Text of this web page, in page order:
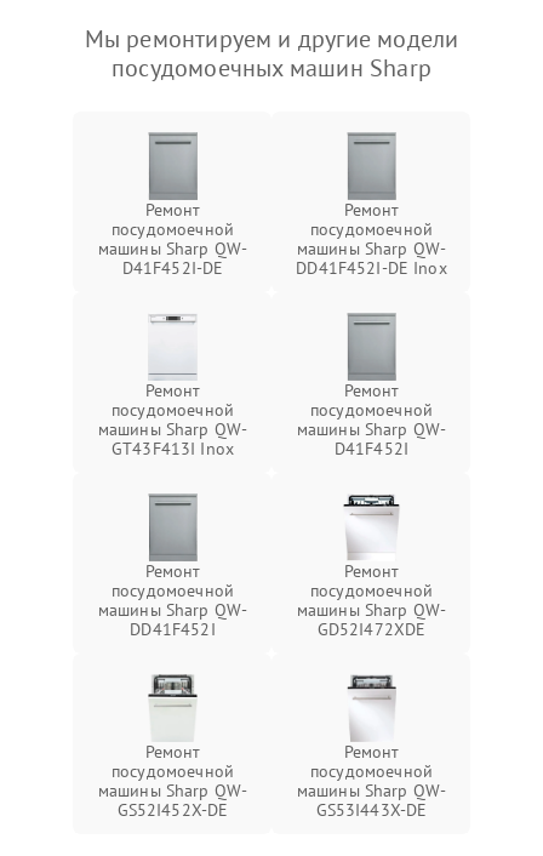
Мы ремонтируем и другие модели
посудомоечных машин Sharp
Ремонт
посудомоечной
машины Sharp QW-
D41F452I-DE
Ремонт
посудомоечной
машины Sharp QW-
DD41F452I-DE Inox
Ремонт
посудомоечной
машины Sharp QW-
GT43F413I Inox
Ремонт
посудомоечной
машины Sharp QW-
D41F452I
Ремонт
посудомоечной
машины Sharp QW-
DD41F452I
Ремонт
посудомоечной
машины Sharp QW-
GD52I472XDE
Ремонт
посудомоечной
машины Sharp QW-
GS52I452X-DE
Ремонт
посудомоечной
машины Sharp QW-
GS53I443X-DE